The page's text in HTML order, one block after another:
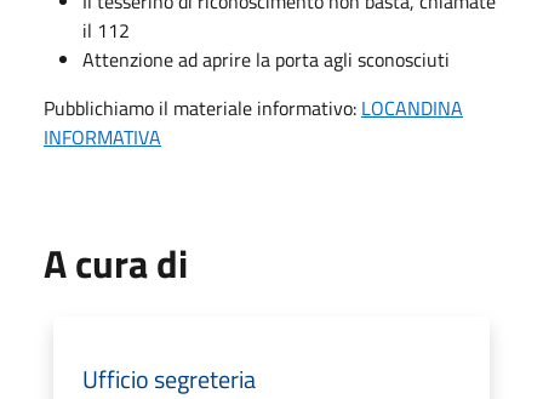
il 112
Attenzione ad aprire la porta agli sconosciuti
Pubblichiamo il materiale informativo: LOCANDINA
INFORMATIVA
A cura di
Ufficio segreteria